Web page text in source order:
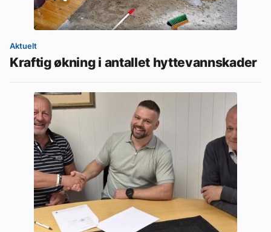
Aktuelt
Kraftig økning i antallet hyttevannskader